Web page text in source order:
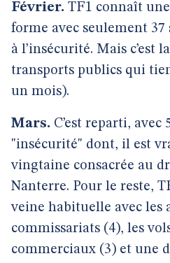
Février. TF1 connaît
forme avec seulement 37
à l’insécurité. Mais c’est
transports publics qui
un mois).
Mars. C’est reparti, avec
"insécurité" dont, il est
vingtaine consacrée au
Nanterre. Pour le reste,
veine habituelle avec les
commissariats (4), les
commerciaux (3) et une